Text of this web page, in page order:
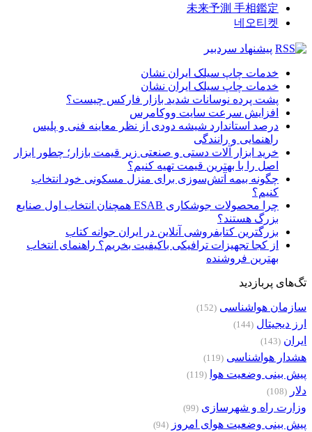
未来予測 手相鑑定
네오티켓
پیشنهاد سردبیر
خدمات چاپ سیلک ایران نشان
خدمات چاپ سیلک ایران نشان
پشت پرده نوسانات شدید بازار فارکس چیست؟
افزایش سرعت سایت ووکامرس
درصد استاندارد شیشه دودی از نظر معاینه فنی و پلیس
راهنمایی و رانندگی
خرید ابزار آلات دستی و صنعتی زیر قیمت بازار؛ چطور ابزار
اصل را با بهترین قیمت تهیه کنیم؟
چگونه بیمه آتش‌سوزی برای منزل مسکونی خود انتخاب
کنیم؟
چرا محصولات جوشکاری ESAB همچنان انتخاب اول صنایع
بزرگ هستند؟
بزرگترین کتابفروشی آنلاین در ایران جوانه کتاب
از کجا تجهیزات ترافیکی باکیفیت بخریم؟ راهنمای انتخاب
بهترین فروشنده
تگ‌های پربازدید
سازمان هواشناسی (152)
ارز دیجیتال (144)
ایران (143)
هشدار هواشناسی (119)
پیش بینی وضعیت هوا (119)
دلار (108)
وزارت راه و شهرسازی (99)
پیش بینی وضعیت هوای امروز (94)